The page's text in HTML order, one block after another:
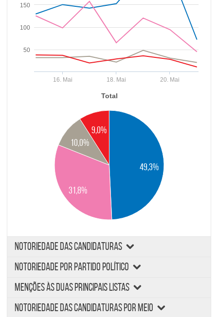
16. Mai 18. Mai 20. Mai
50
100
150
Total
49,3%
31,8%
10,0%
9,0%
NOTORIEDADE DAS CANDIDATURAS
Soma das referências aos cabeças de lista, às listas e
NOTORIEDADE POR PARTIDO POLÍTICO
Soma das referências aos partidos nas redes sociais e sites
noticiosos
MENÇÕES ÀS DUAS PRINCIPAIS LISTAS
Excluindo cabeças de lista
NOTORIEDADE DAS CANDIDATURAS POR MEIO